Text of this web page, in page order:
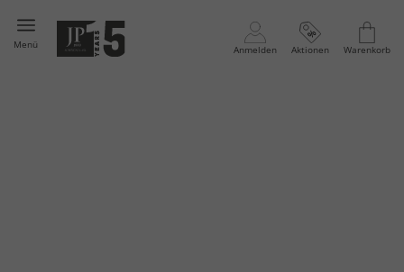
Menü Anmelden Aktionen Warenkorb